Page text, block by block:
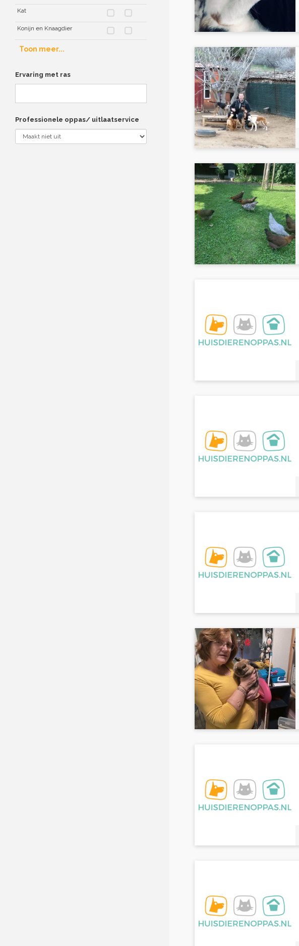
Kat
Konijn en Knaagdier
Toon meer...
Ervaring met ras
Professionele oppas/ uitlaatservice